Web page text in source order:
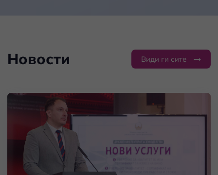
Новости Види ги сите